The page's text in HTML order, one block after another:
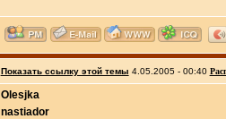
Показать ссылку этой темы 4.05.2005 - 00:40
Olesjka
nastiador